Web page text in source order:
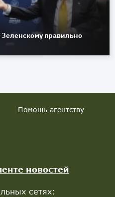
правильно
Помощь агентству
новостей
сетях: